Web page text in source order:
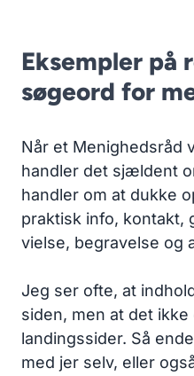
Eksempler på
søgeord for
Når et Menighedsråd
handler det sjældent
handler om at dukke
praktisk info, kontakt,
vielse, begravelse og
Jeg ser ofte, at
siden, men at det
landingssider. Så
med jer selv, eller